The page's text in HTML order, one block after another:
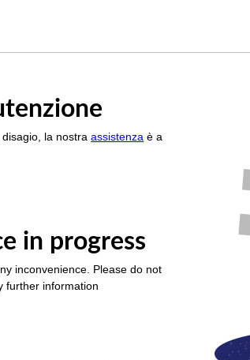
disagio, la nostraassistenza è a
in progress
inconvenience. Please do not
further information